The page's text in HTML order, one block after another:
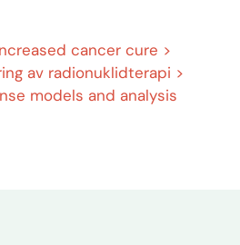
cancer cure >
av radionuklidterapi >
models and analysis